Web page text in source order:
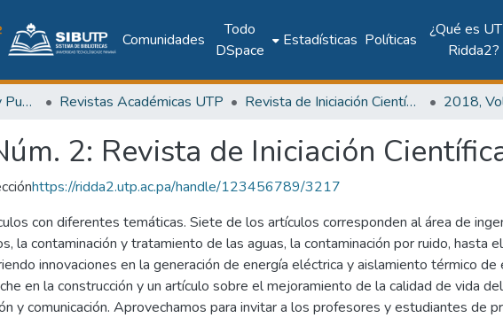
Comunidades
Todo
DSpace
Estadísticas Políticas
¿Qué es
Ridda2?
Editorial Universitaria y Publicaciones Seriadas Revistas Académicas UTP Revista de Iniciación Científica
2: Revista de Iniciación
https://ridda2.utp.ac.pa/handle/123456789/3217
con diferentes temáticas. Siete de los artículos corresponden al área de
la contaminación y tratamiento de las aguas, la contaminación por ruido, hasta
innovaciones en la generación de energía eléctrica y aislamiento térmico
en la construcción y un artículo sobre el mejoramiento de la calidad de vida
y comunicación. Aprovechamos para invitar a los profesores y estudiantes de